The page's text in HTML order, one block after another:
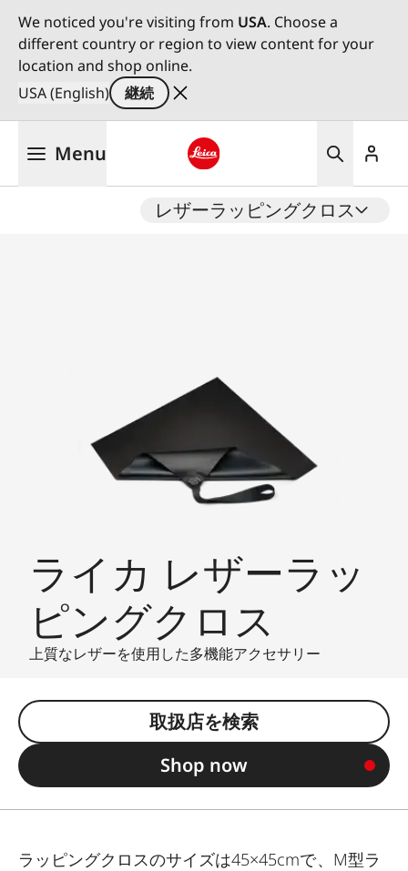
We noticed you're visiting from USA. Choose a
different country or region to view content for your
location and shop online.
USA (English)
継続
Menu
レザーラッピングクロス
ライカ レザーラッ
ピングクロス
上質なレザーを使用した多機能アクセサリー
取扱店を検索
Shop now
ラッピングクロスのサイズは45×45cmで、M型ラ